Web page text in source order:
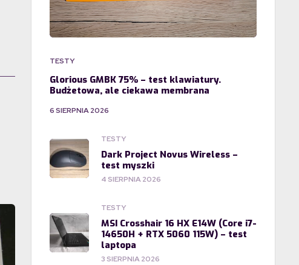
TESTY
Glorious GMBK 75% – test klawiatury.
Budżetowa, ale ciekawa membrana
6 SIERPNIA 2026
TESTY
Dark Project Novus Wireless –
test myszki
4 SIERPNIA 2026
TESTY
MSI Crosshair 16 HX E14W (Core i7-
14650H + RTX 5060 115W) – test
laptopa
3 SIERPNIA 2026